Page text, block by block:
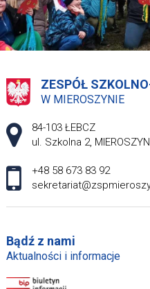
ZESPÓŁ
W MIEROSZYNIE
Adres pocztowy:
84-103 ŁEBCZ
ul. Szkolna 2,
+48 58 673 83 92
Bądź z nami
Aktualności i informacje